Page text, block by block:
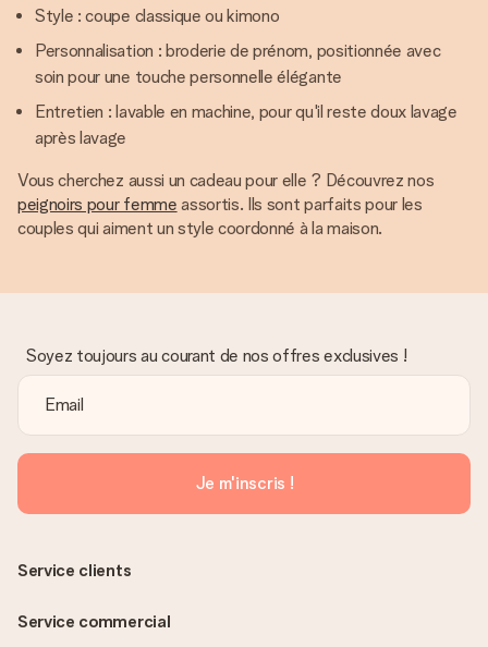
Style : coupe classique ou kimono
Personnalisation : broderie de prénom, positionnée avec
soin pour une touche personnelle élégante
Entretien : lavable en machine, pour qu'il reste doux lavage
après lavage
Vous cherchez aussi un cadeau pour elle ? Découvrez nos
peignoirs pour femme assortis. Ils sont parfaits pour les
couples qui aiment un style coordonné à la maison.
Soyez toujours au courant de nos offres exclusives !
Je m'inscris !
Service clients
Service commercial